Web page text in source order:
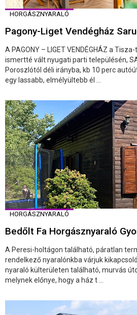
HORGÁSZNYARALÓ
Pagony-Liget Vendégház
A PAGONY – LIGET VENDÉGHÁZ a
ismertté vált nyugati parti településén,
Poroszlótól déli irányba, kb 10 perc
egy lassabb, elmélyültebb él ...
HORGÁSZNYARALÓ
Bedőlt Fa Horgásznyaraló
A Peresi-holtágon található, páratlan
rendelkező nyaralónkba várjuk
nyaraló külterületen található, murvás
melynek előnye, hogy a ház t ...